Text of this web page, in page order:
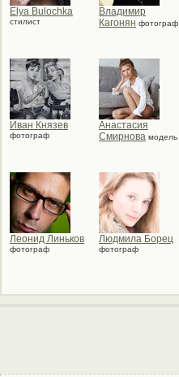
Elya Bulochka
стилист
Владимир
Кагонян фотограф
Иван Князев
фотограф
Анастасия
Смирнова модель
Леонид Линьков
фотограф
Людмила Борец
фотограф